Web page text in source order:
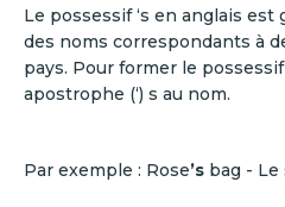
Le possessif ‘s en anglais
des noms correspondants à
pays. Pour former le
apostrophe (‘) s au nom.
Par exemple : Rose’s bag - Le